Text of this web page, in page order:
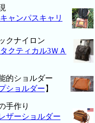
ャンパスキャリ
クナイロン
クティカル3ＷＡ
的ショルダー
ショルダー 】
手作り
ザーショルダー